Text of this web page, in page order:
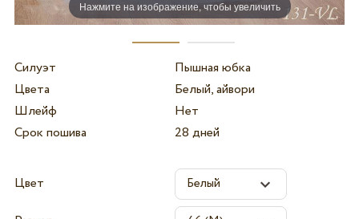
Нажмите на изображение, чтобы увеличить
Силуэт
Пышная юбка
Цвета
Белый, айвори
Шлейф
Нет
Срок пошива
28 дней
Цвет